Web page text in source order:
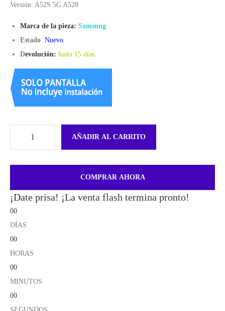
Versión: A52S 5G A528
Marca de la pieza: Samsung
Estado: Nuevo
Devolución: hasta 15 días
AÑADIR AL CARRITO
COMPRAR AHORA
¡Date prisa! ¡La venta flash termina pronto!
00
DÍAS
00
HORAS
00
MINUTOS
00